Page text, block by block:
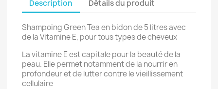
Description Détails du produit
Shampoing Green Tea en bidon de 5 litres avec
de la Vitamine E, pour tous types de cheveux
La vitamine E est capitale pour la beauté de la
peau. Elle permet notamment de la nourrir en
profondeur et de lutter contre le vieillissement
cellulaire